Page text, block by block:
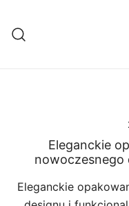
treści
Eleganckie
nowoczesnego
Eleganckie